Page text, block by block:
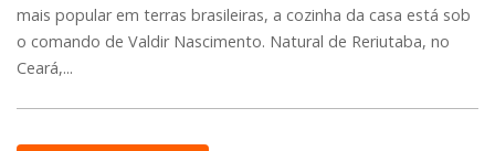
mais popular em terras brasileiras, a cozinha da casa está sob
o comando de Valdir Nascimento. Natural de Reriutaba, no
Ceará,...